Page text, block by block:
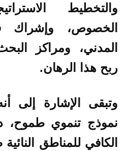
والتخطيط
الخصوص، وإشراك
المدني، ومراكز
ربح هذا الرهان.
وتبقى الإشارة إلى
نموذج تنموي طموح،
الكافي للمناطق